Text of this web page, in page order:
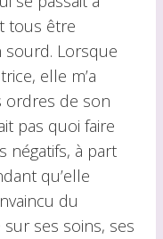
tous être
sourd. Lorsque
elle m’a
ordres de son
pas quoi faire
négatifs, à part
qu’elle
du
sur ses soins, ses